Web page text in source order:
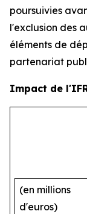
poursuivies
l'exclusion des
éléments de
partenariat
Impact de
(en millions
d'euros)